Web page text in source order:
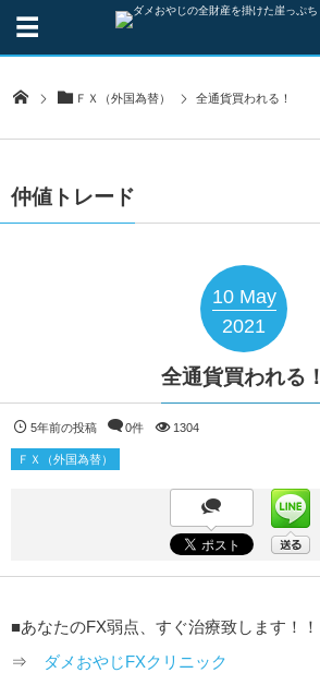
ＦＸ（外国為替） 全通貨買われる！
仲値トレード
10 May
2021
全通貨買われる！
5年前の投稿 0件 1304
ＦＸ（外国為替）
■あなたのFX弱点、すぐ治療致します！！
⇒
ダメおやじFXクリニック